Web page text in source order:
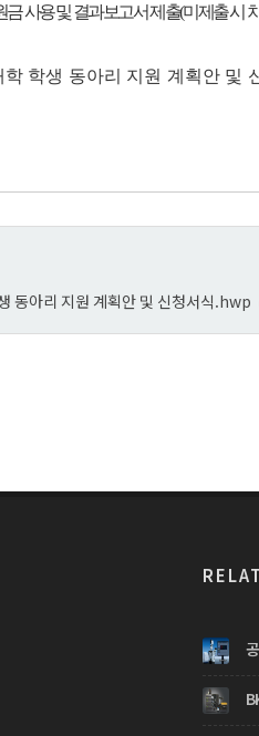
금 사용 및 결과보고서 제출(미제출 시
학생 동아리 지원 계획안 및
동아리 지원 계획안 및 신청서식.hwp